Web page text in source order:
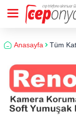
Anasayfa Tüm